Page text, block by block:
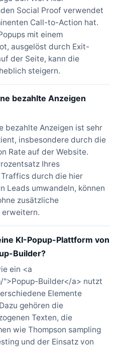
Social Proof verwendet
Call-to-Action hat.
mit einem
ausgelöst durch Exit-
der Seite, kann die
steigern.
bezahlte Anzeigen
bezahlte Anzeigen ist sehr
insbesondere durch die
Rate auf der Website.
Ihres
durch die hier
Leads umwandeln, können
zusätzliche
erweitern.
KI-Popup-Plattform von
Builder?
ein <a
Builder</a> nutzt
Elemente
gehören die
Texten, die
wie Thompson sampling
und der Einsatz von